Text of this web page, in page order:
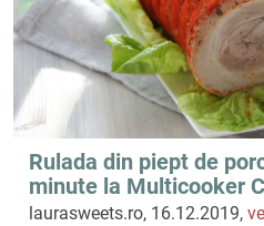
Rulada din piept de
minute la Multicooker
gatire sub presiune by
laurasweets.ro, 16.12.2019,